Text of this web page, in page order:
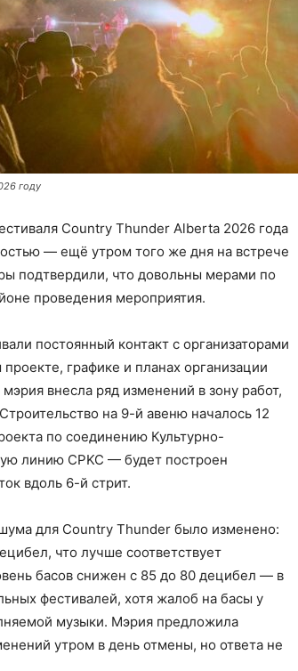
году
Country Thunder Alberta 2026 года
— ещё утром того же дня на встрече
подтвердили, что довольны мерами по
проведения мероприятия.
постоянный контакт с организаторами
графике и планах организации
внесла ряд изменений в зону работ,
на 9-й авеню началось 12
по соединению Культурно-
линию CPKC — будет построен
вдоль 6-й стрит.
для Country Thunder было изменено:
что лучше соответствует
басов снижен с 85 до 80 децибел — в
фестивалей, хотя жалоб на басы у
музыки. Мэрия предложила
утром в день отмены, но ответа не